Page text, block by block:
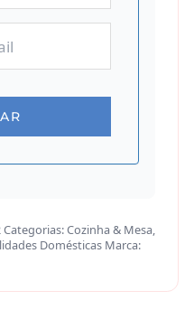
Categorias:Cozinha & Mesa,
Domésticas Marca: